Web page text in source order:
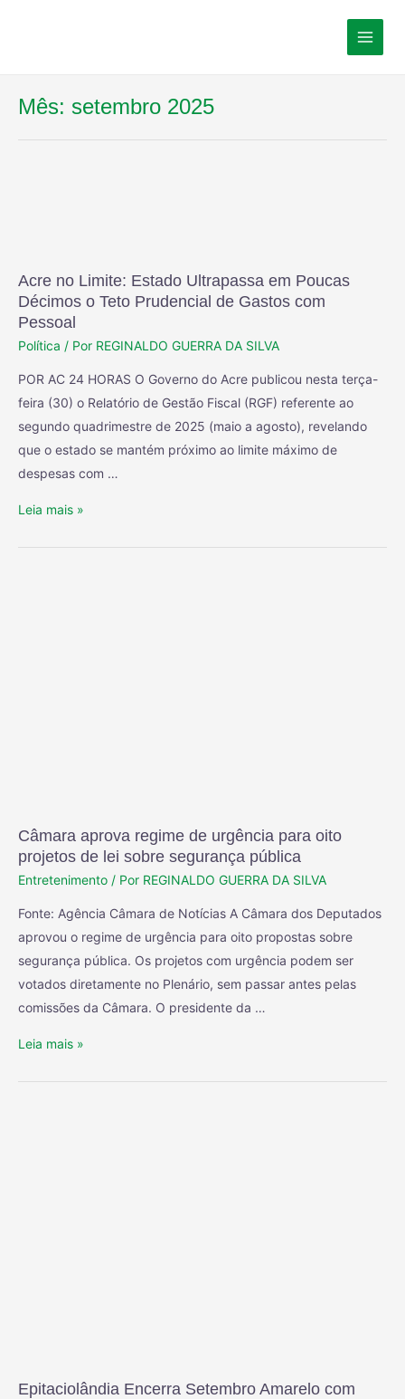
Mês: setembro 2025
Acre no Limite: Estado Ultrapassa em Poucas
Décimos o Teto Prudencial de Gastos com
Pessoal
Política / Por REGINALDO GUERRA DA SILVA
POR AC 24 HORAS O Governo do Acre publicou nesta terça-
feira (30) o Relatório de Gestão Fiscal (RGF) referente ao
segundo quadrimestre de 2025 (maio a agosto), revelando
que o estado se mantém próximo ao limite máximo de
despesas com …
Leia mais »
Câmara aprova regime de urgência para oito
projetos de lei sobre segurança pública
Entretenimento / Por REGINALDO GUERRA DA SILVA
Fonte: Agência Câmara de Notícias A Câmara dos Deputados
aprovou o regime de urgência para oito propostas sobre
segurança pública. Os projetos com urgência podem ser
votados diretamente no Plenário, sem passar antes pelas
comissões da Câmara. O presidente da …
Leia mais »
Epitaciolândia Encerra Setembro Amarelo com